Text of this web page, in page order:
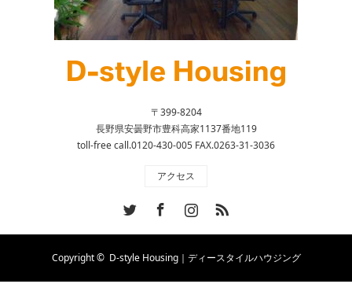
〒399-8204
長野県安曇野市豊科高家1137番地119
toll-free call.0120-430-005 FAX.0263-31-3036
アクセス
Copyright © D-style Housing｜ディースタイルハウジング